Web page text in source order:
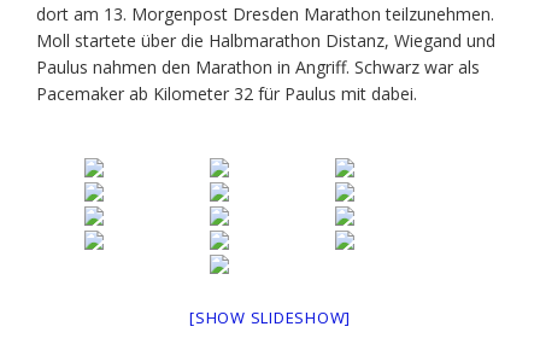
dort am 13. Morgenpost Dresden Marathon teilzunehmen.
Moll startete über die Halbmarathon Distanz, Wiegand und
Paulus nahmen den Marathon in Angriff. Schwarz war als
Pacemaker ab Kilometer 32 für Paulus mit dabei.
[SHOW SLIDESHOW]